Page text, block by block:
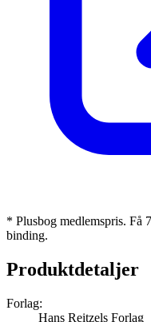
* Plusbog medlemspris. Få
binding.
Produktdetaljer
Forlag:
Hans Reitzels Forlag